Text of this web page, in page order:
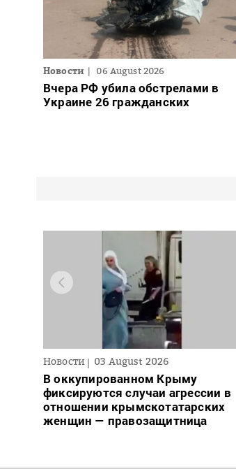
Новости 06 August 2026
Вчера РФ убила обстрелами в
Украине 26 гражданских
Новости 03 August 2026
В оккупированном Крыму
фиксируются случаи агрессии в
отношении крымскотатарских
женщин — правозащитница